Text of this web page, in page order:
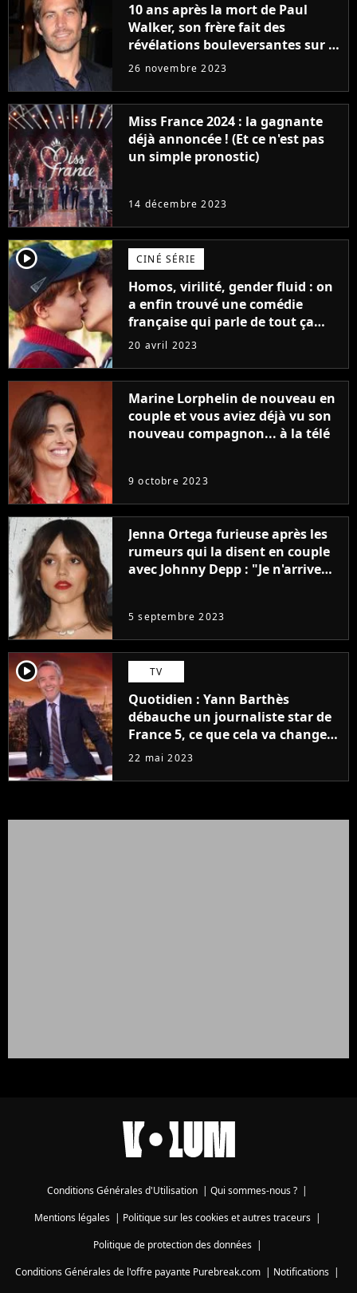
10 ans après la mort de Paul
Walker, son frère fait des
révélations bouleversantes sur la
réaction des acteurs de Fast and
26 novembre 2023
Miss France 2024 : la gagnante
déjà annoncée ! (Et ce n'est pas
un simple pronostic)
14 décembre 2023
player2 CINÉ SÉRIE
Homos, virilité, gender fluid : on
a enfin trouvé une comédie
française qui parle de tout ça
sans être super ringarde
20 avril 2023
Marine Lorphelin de nouveau en
couple et vous aviez déjà vu son
nouveau compagnon... à la télé
9 octobre 2023
Jenna Ortega furieuse après les
rumeurs qui la disent en couple
avec Johnny Depp : "Je n'arrive
5 septembre 2023
player2 TV
Quotidien : Yann Barthès
débauche un journaliste star de
France 5, ce que cela va changer
à la rentrée
22 mai 2023
Conditions Générales d'Utilisation | Qui sommes-nous ? |
Mentions légales| Politique sur les cookies et autres traceurs|
Politique de protection des données|
Conditions Générales de l'offre payante Purebreak.com | Notifications |